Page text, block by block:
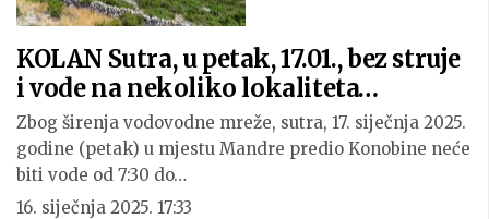
KOLAN Sutra, u petak, 17.01., bez struje
i vode na nekoliko lokaliteta…
Zbog širenja vodovodne mreže, sutra, 17. siječnja 2025.
godine (petak) u mjestu Mandre predio Konobine neće
biti vode od 7:30 do…
16. siječnja 2025. 17:33